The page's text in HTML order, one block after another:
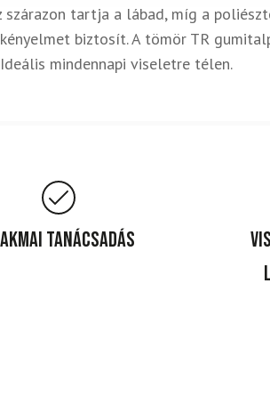
tartja a lábad, míg a
biztosít. A tömör TR
mindennapi viseletre télen.
tanácsadás